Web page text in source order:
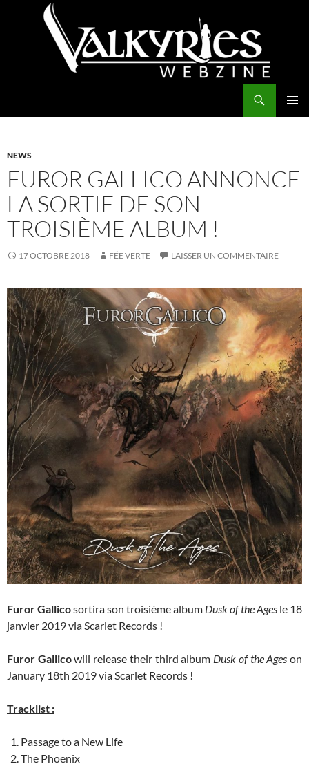
NEWS
FUROR GALLICO ANNONCE
LA SORTIE DE SON
TROISIÈME ALBUM !
17 OCTOBRE 2018 FÉE VERTE LAISSER UN COMMENTAIRE
Furor Gallicosortira son troisième album Dusk of the Ages le 18
janvier 2019 via Scarlet Records !
Furor Gallicowill release their third album Dusk of the Ageson
January 18th 2019 via Scarlet Records !
Tracklist :
Passage to a New Life
The Phoenix